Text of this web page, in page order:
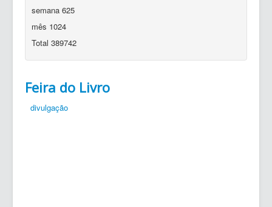
semana 625
mês 1024
Total 389742
Feira do Livro
divulgação